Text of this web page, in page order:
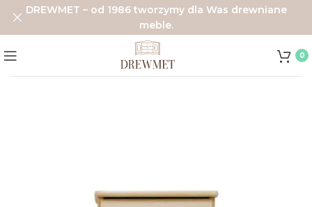
0
DREWMET – od 1986 tworzymy dla Was drewniane
meble.